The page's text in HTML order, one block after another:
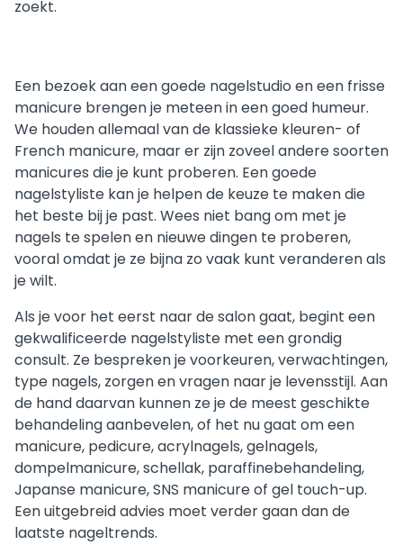
zoekt.
Een bezoek aan een goede nagelstudio en een frisse
manicure brengen je meteen in een goed humeur.
We houden allemaal van de klassieke kleuren- of
French manicure, maar er zijn zoveel andere soorten
manicures die je kunt proberen. Een goede
nagelstyliste kan je helpen de keuze te maken die
het beste bij je past. Wees niet bang om met je
nagels te spelen en nieuwe dingen te proberen,
vooral omdat je ze bijna zo vaak kunt veranderen als
je wilt.
Als je voor het eerst naar de salon gaat, begint een
gekwalificeerde nagelstyliste met een grondig
consult. Ze bespreken je voorkeuren, verwachtingen,
type nagels, zorgen en vragen naar je levensstijl. Aan
de hand daarvan kunnen ze je de meest geschikte
behandeling aanbevelen, of het nu gaat om een
manicure, pedicure, acrylnagels, gelnagels,
dompelmanicure, schellak, paraffinebehandeling,
Japanse manicure, SNS manicure of gel touch-up.
Een uitgebreid advies moet verder gaan dan de
laatste nageltrends.